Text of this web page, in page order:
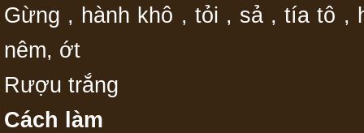
Gừng , hành khô , tỏi , sả , tía tô ,
nêm, ớt
Rượu trắng
‍Cách làm